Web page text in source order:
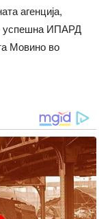
агенција,
успешна ИПАРД
Мовино во